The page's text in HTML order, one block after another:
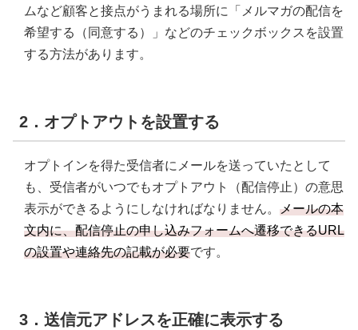
ムなど顧客と接点がうまれる場所に「メルマガの配信を
希望する（同意する）」などのチェックボックスを設置
する方法があります。
2．オプトアウトを設置する
オプトインを得た受信者にメールを送っていたとして
も、受信者がいつでもオプトアウト（配信停止）の意思
表示ができるようにしなければなりません。 メールの本
文内に、配信停止の申し込みフォームへ遷移できるURL
の設置や連絡先の記載が必要です。
3．送信元アドレスを正確に表示する